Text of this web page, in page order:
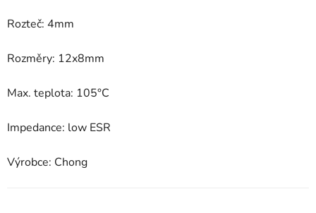
Rozteč: 4mm
Rozměry: 12x8mm
Max. teplota: 105°C
Impedance: low ESR
Výrobce: Chong